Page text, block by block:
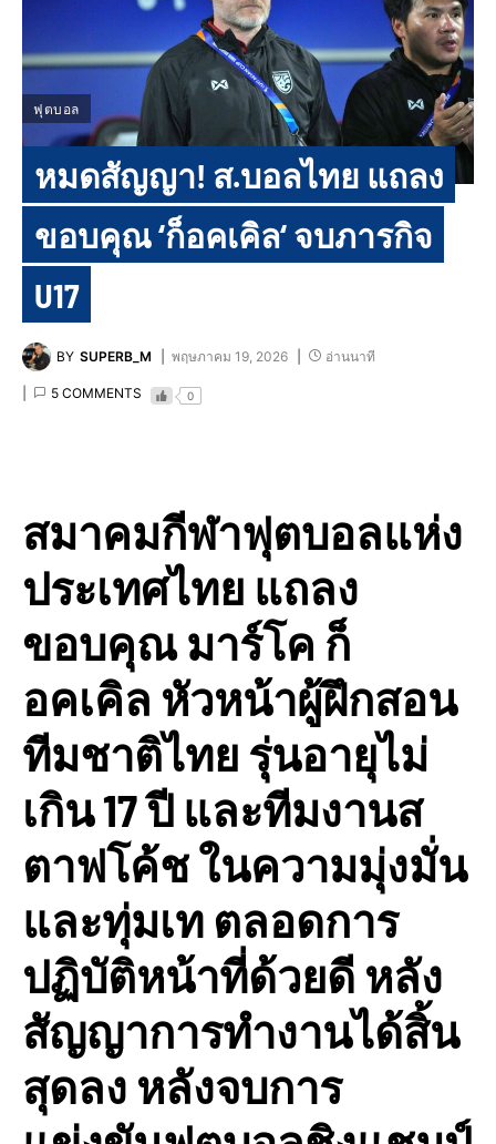
ฟุตบอล
หมดสัญญา! ส.บอลไทย แถลง
ขอบคุณ ‘ก็อคเคิล‘ จบภารกิจ
U17
BY SUPERB_M พฤษภาคม 19, 2026 อ่านนาที
5 COMMENTS 0
สมาคมกีฬาฟุตบอลแห่ง
ประเทศไทย แถลง
ขอบคุณ มาร์โค ก็
อคเคิล หัวหน้าผู้ฝึกสอน
ทีมชาติไทย รุ่นอายุไม่
เกิน 17 ปี และทีมงานส
ตาฟโค้ช ในความมุ่งมั่น
และทุ่มเท ตลอดการ
ปฏิบัติหน้าที่ด้วยดี หลัง
สัญญาการทำงานได้สิ้น
สุดลง หลังจบการ